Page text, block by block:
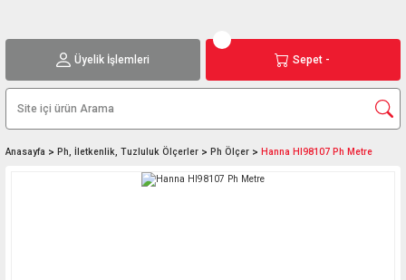
Üyelik İşlemleri Sepet -
Anasayfa Ph, İletkenlik, Tuzluluk Ölçerler Ph Ölçer Hanna HI98107 Ph Metre